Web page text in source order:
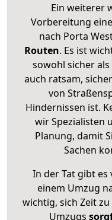
Ein weiterer
Vorbereitung
nach Porta
Routen. Es ist
sowohl sicher als
auch ratsam,
von
Hindernissen ist.
wir Spezialisten
Planung, damit
Sachen
In der Tat gibt es
einem Umzug
wichtig, sich Zeit
Umzugs